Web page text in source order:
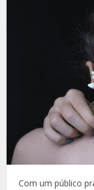
Com um público